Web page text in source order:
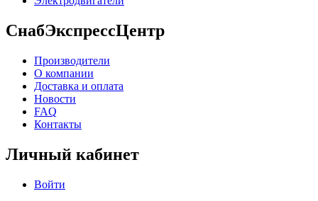
СнабЭкспрессЦентр
Производители
О компании
Доставка и оплата
Новости
FAQ
Контакты
Личный кабинет
Войти